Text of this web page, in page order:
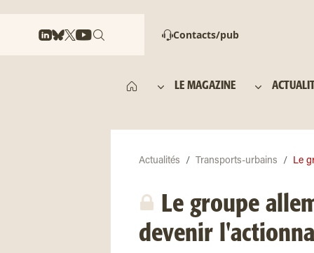
Contacts/pub
LE MAGAZINE
Actualités Transports-urbains Le
Le groupe
devenir